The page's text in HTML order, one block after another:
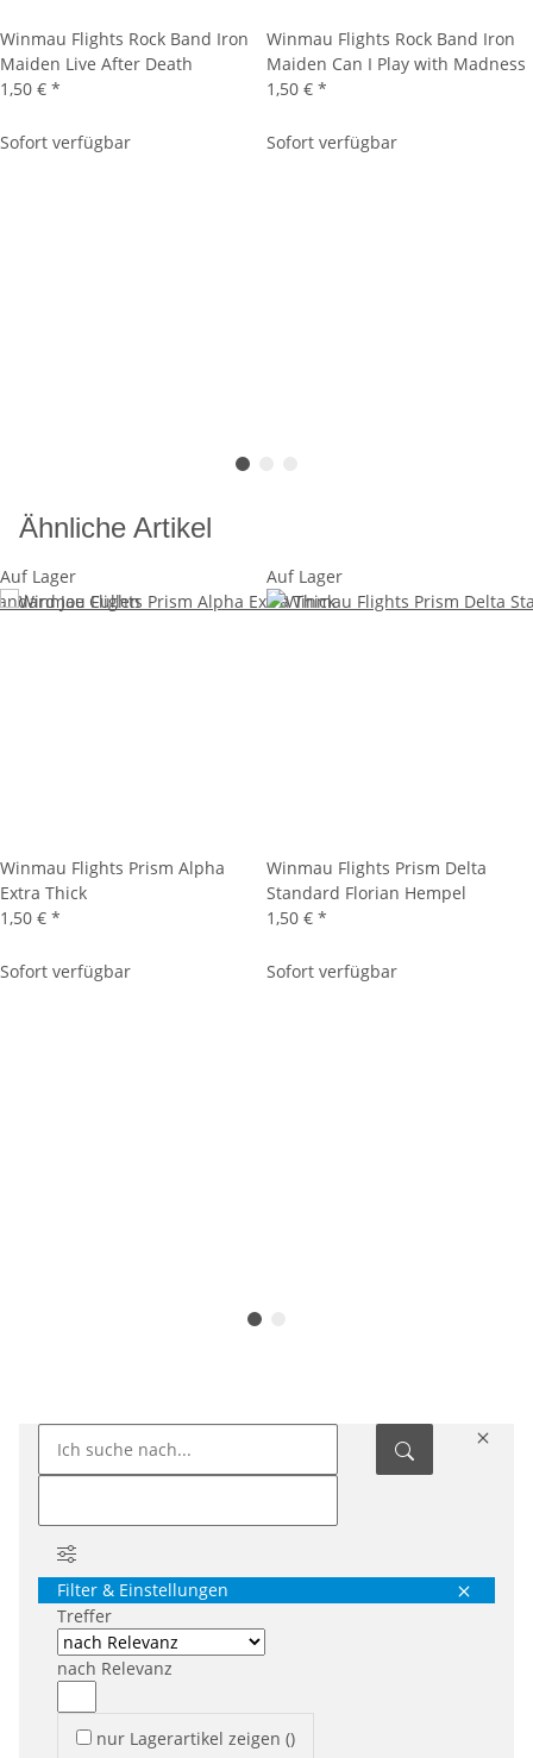
Winmau Flights Rock Band Iron
Maiden Live After Death
1,50 € *
Sofort verfügbar
Winmau Flights Rock Band Iron
Maiden Can I Play with Madness
1,50 € *
Sofort verfügbar
Ähnliche Artikel
Auf Lager
Winmau Flights Prism Alpha
Extra Thick
1,50 € *
Sofort verfügbar
Auf Lager
Winmau Flights Prism Delta
Standard Florian Hempel
1,50 € *
Sofort verfügbar
Filter & Einstellungen
Treffer
nach Relevanz
nur Lagerartikel zeigen ()